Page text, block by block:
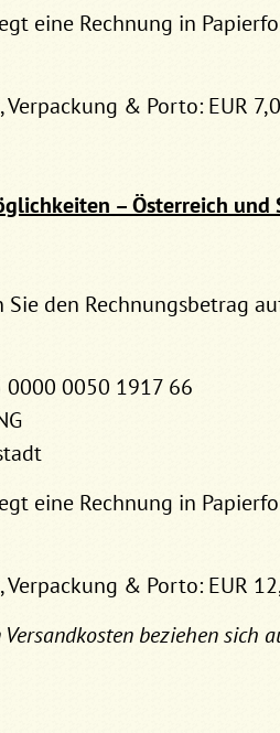
eine Rechnung in
Verpackung & Porto: EUR
– Österreich und
den Rechnungsbetrag
0000 0050 1917 66
eine Rechnung in
Verpackung & Porto: EUR
beziehen sich